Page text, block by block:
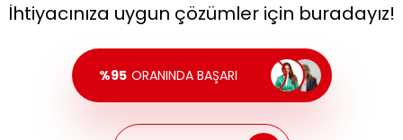
İhtiyacınıza uygun çözümler için buradayız!
%95 ORANINDA BAŞARI